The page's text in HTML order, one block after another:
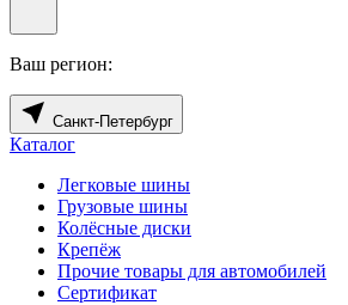
Ваш регион:
Санкт-Петербург
Каталог
Легковые шины
Грузовые шины
Колёсные диски
Крепёж
Прочие товары для автомобилей
Сертификат